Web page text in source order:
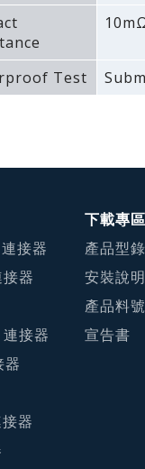
Test
接器
器
接器
器
下載專區
產品型錄
安裝說
產品料
宣告書